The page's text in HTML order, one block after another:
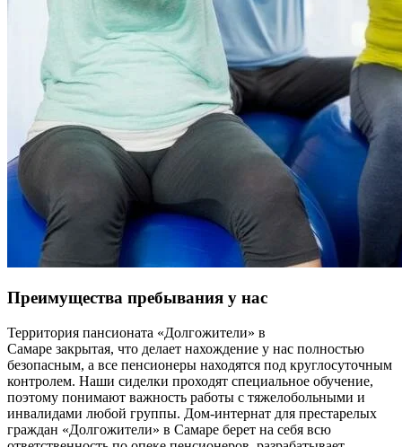
Преимущества пребывания у нас
Территория пансионата «Долгожители» в
Самаре закрытая, что делает нахождение у нас полностью
безопасным, а все пенсионеры находятся под круглосуточным
контролем. Наши сиделки проходят специальное обучение,
поэтому понимают важность работы с тяжелобольными и
инвалидами любой группы. Дом-интернат для престарелых
граждан «Долгожители» в Самаре берет на себя всю